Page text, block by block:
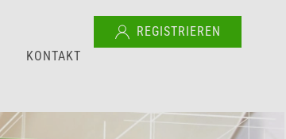
KONTAKT
REGISTRIEREN